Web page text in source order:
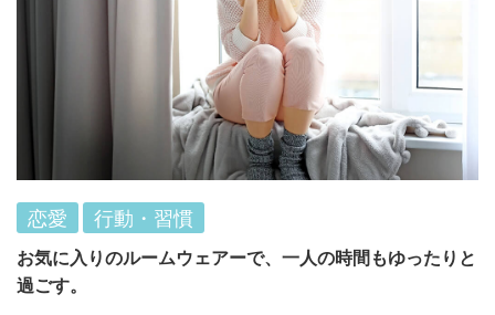
恋愛 行動・習慣
お気に入りのルームウェアーで、一人の時間もゆったりと
過ごす。